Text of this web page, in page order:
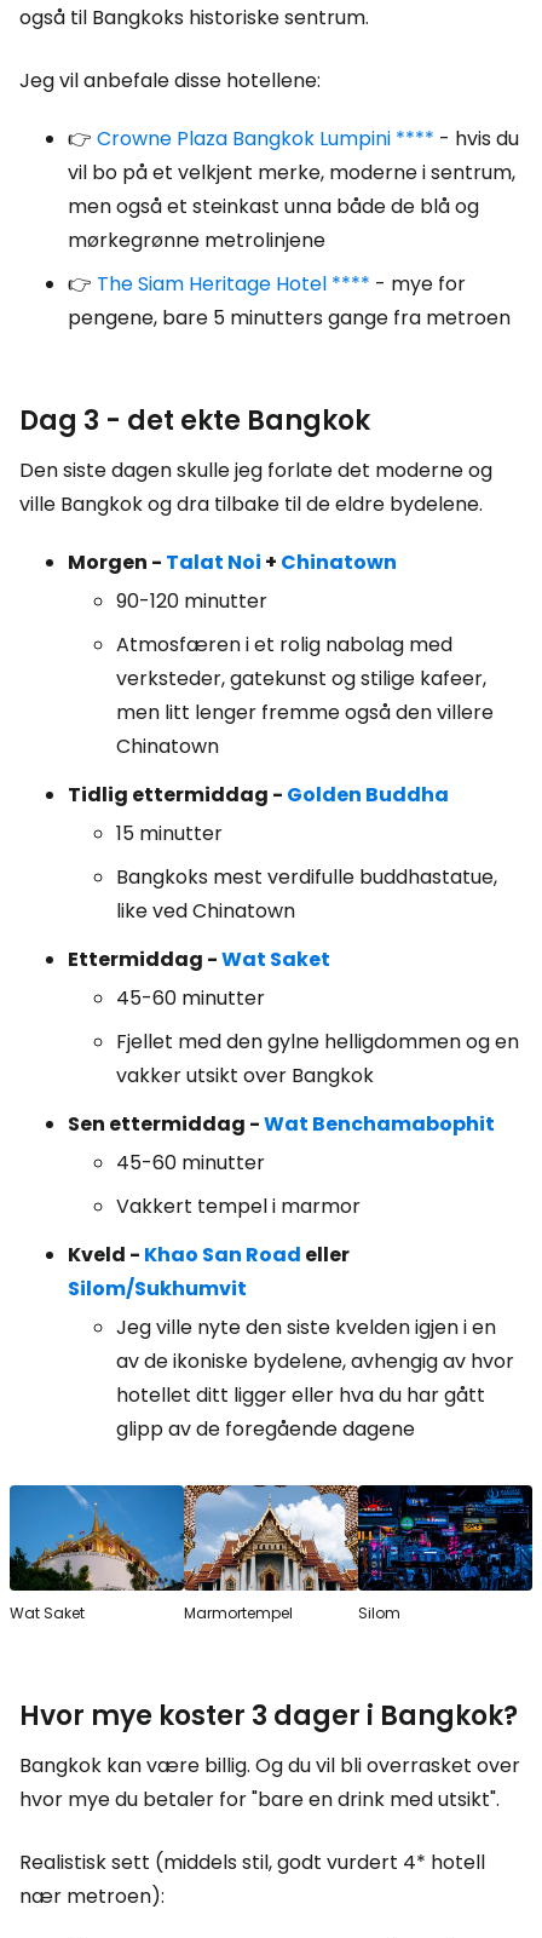
også til Bangkoks historiske sentrum.
Jeg vil anbefale disse hotellene:
👉 Crowne Plaza Bangkok Lumpini **** - hvis du
vil bo på et velkjent merke, moderne i sentrum,
men også et steinkast unna både de blå og
mørkegrønne metrolinjene
👉 The Siam Heritage Hotel **** - mye for
pengene, bare 5 minutters gange fra metroen
Dag 3 - det ekte Bangkok
Den siste dagen skulle jeg forlate det moderne og
ville Bangkok og dra tilbake til de eldre bydelene.
Morgen - Talat Noi + Chinatown
90-120 minutter
Atmosfæren i et rolig nabolag med
verksteder, gatekunst og stilige kafeer,
men litt lenger fremme også den villere
Chinatown
Tidlig ettermiddag - Golden Buddha
15 minutter
Bangkoks mest verdifulle buddhastatue,
like ved Chinatown
Ettermiddag -Wat Saket
45-60 minutter
Fjellet med den gylne helligdommen og en
vakker utsikt over Bangkok
Sen ettermiddag -Wat Benchamabophit
45-60 minutter
Vakkert tempel i marmor
Kveld - Khao San Road eller
Silom/Sukhumvit
Jeg ville nyte den siste kvelden igjen i en
av de ikoniske bydelene, avhengig av hvor
hotellet ditt ligger eller hva du har gått
glipp av de foregående dagene
Wat Saket Marmortempel Silom
Hvor mye koster 3 dager i Bangkok?
Bangkok kan være billig. Og du vil bli overrasket over
hvor mye du betaler for "bare en drink med utsikt".
Realistisk sett (middels stil, godt vurdert 4* hotell
nær metroen):